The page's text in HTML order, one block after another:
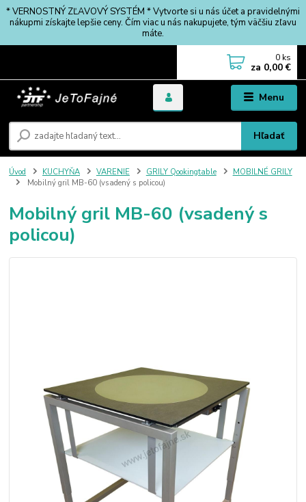
* VERNOSTNÝ ZĽAVOVÝ SYSTÉM * Vytvorte si u nás účet a pravidelnými
nákupmi získajte lepšie ceny. Čím viac u nás nakupujete, tým väčšiu zľavu
máte.
Menu
Hľadať
0 ks
za 0,00 €
Úvod KUCHYŇA VARENIE GRILY Qookingtable
MOBILNÉ GRILY
Mobilný gril MB-60 (vsadený s policou)
Mobilný gril MB-60 (vsadený s
policou)